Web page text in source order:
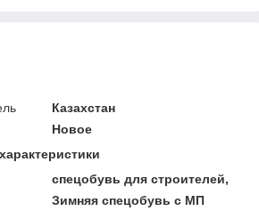
Казахстан
Новое
спецобувь для строителей,
Зимняя спецобувь с МП